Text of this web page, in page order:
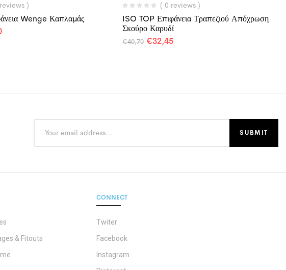
)
Wenge Καπλαμάς
( 0 reviews )
ISO TOP Επιφάνεια Τραπεζιού Απόχρωση
Σκούρο Καρυδί
€40,70 €32,45
& Fitouts
CONNECT
Twiter
Facebook
Instagram